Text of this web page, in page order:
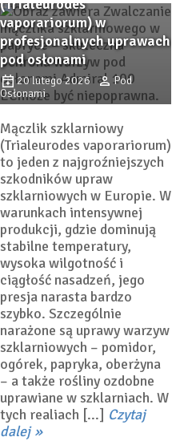
(Trialeurodes
vaporariorum) w
profesjonalnych uprawach
pod osłonami
20 lutego 2026
Pod
Osłonami
Mączlik szklarniowy
(Trialeurodes vaporariorum)
to jeden z najgroźniejszych
szkodników upraw
szklarniowych w Europie. W
warunkach intensywnej
produkcji, gdzie dominują
stabilne temperatury,
wysoka wilgotność i
ciągłość nasadzeń, jego
presja narasta bardzo
szybko. Szczególnie
narażone są uprawy warzyw
szklarniowych – pomidor,
ogórek, papryka, oberżyna
– a także rośliny ozdobne
uprawiane w szklarniach. W
tych realiach [...] Czytaj
dalej
W Nadarzynie o jakości
owoców
11 lutego 2026